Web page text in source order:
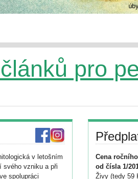
pro
v letošním
svého vzniku a při
spolupráci
Cena
od čísla 1/
Živy (tedy 59